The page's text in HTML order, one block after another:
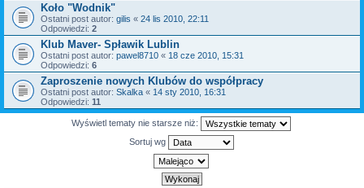
Koło "Wodnik"
Ostatni post autor: gilis « 24 lis 2010, 22:11
Odpowiedzi: 2
Klub Maver- Spławik Lublin
Ostatni post autor: pawel8710 « 18 cze 2010, 15:31
Odpowiedzi: 6
Zaproszenie nowych Klubów do współpracy
Ostatni post autor: Skalka « 14 sty 2010, 16:31
Odpowiedzi: 11
Wyświetl tematy nie starsze niż:
Sortuj wg